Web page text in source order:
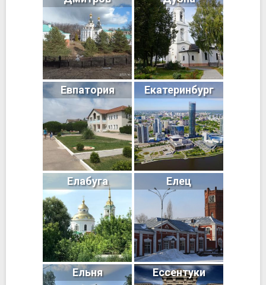
Евпатория Екатеринбург
Елабуга Елец
Ельня Ессентуки